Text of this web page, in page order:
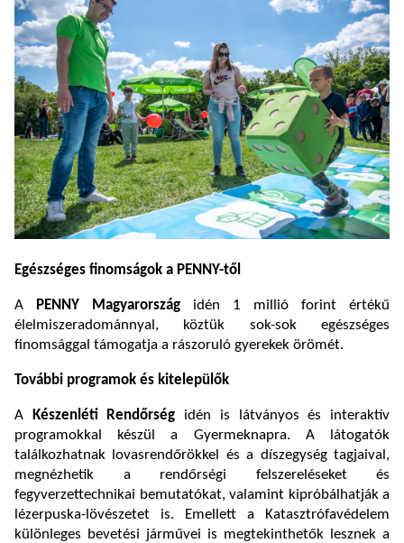
Egészséges finomságok a PENNY-től
A PENNY Magyarország idén 1 millió forint értékű
élelmiszeradománnyal, köztük sok-sok egészséges
finomsággal támogatja a rászoruló gyerekek örömét.
További programok és kitelepülők
A Készenléti Rendőrség idén is látványos és interaktív
programokkal készül a Gyermeknapra. A látogatók
találkozhatnak lovasrendőrökkel és a díszegység tagjaival,
megnézhetik a rendőrségi felszereléseket és
fegyverzettechnikai bemutatókat, valamint kipróbálhatják a
lézerpuska-lövészetet is. Emellett a Katasztrófavédelem
különleges bevetési járművei is megtekinthetők lesznek a